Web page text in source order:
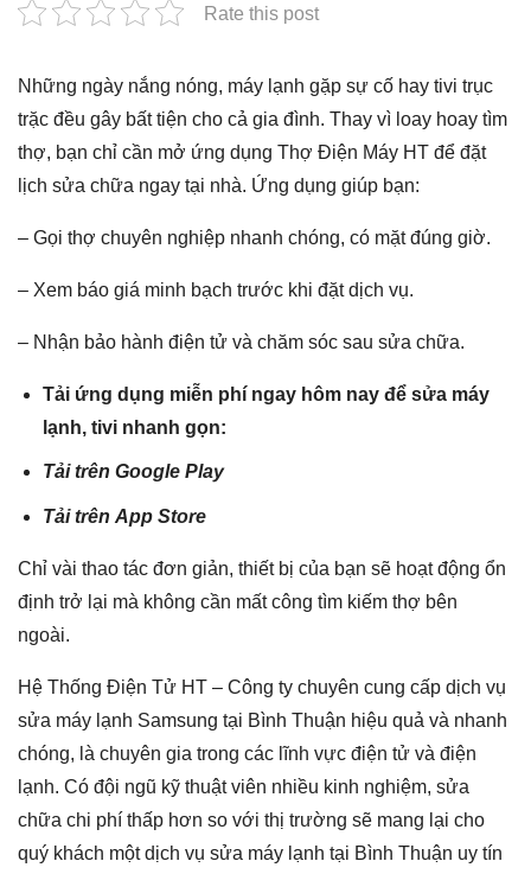
Rate this post
Những ngày nắng nóng, máy lạnh gặp sự cố hay tivi trục
trặc đều gây bất tiện cho cả gia đình. Thay vì loay hoay tìm
thợ, bạn chỉ cần mở ứng dụng Thợ Điện Máy HT để đặt
lịch sửa chữa ngay tại nhà. Ứng dụng giúp bạn:
– Gọi thợ chuyên nghiệp nhanh chóng, có mặt đúng giờ.
– Xem báo giá minh bạch trước khi đặt dịch vụ.
– Nhận bảo hành điện tử và chăm sóc sau sửa chữa.
Tải ứng dụng miễn phí ngay hôm nay để sửa máy
lạnh, tivi nhanh gọn:
Tải trên Google Play
Tải trên App Store
Chỉ vài thao tác đơn giản, thiết bị của bạn sẽ hoạt động ổn
định trở lại mà không cần mất công tìm kiếm thợ bên
ngoài.
Hệ Thống Điện Tử HT – Công ty chuyên cung cấp dịch vụ
sửa máy lạnh Samsung tại Bình Thuận hiệu quả và nhanh
chóng, là chuyên gia trong các lĩnh vực điện tử và điện
lạnh. Có đội ngũ kỹ thuật viên nhiều kinh nghiệm, sửa
chữa chi phí thấp hơn so với thị trường sẽ mang lại cho
quý khách một dịch vụ sửa máy lạnh tại Bình Thuận uy tín